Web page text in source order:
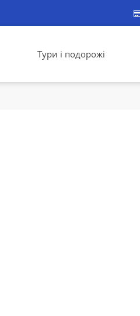
Тури і подорожі